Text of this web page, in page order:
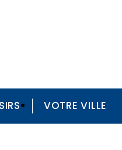
VOTRE VILLE